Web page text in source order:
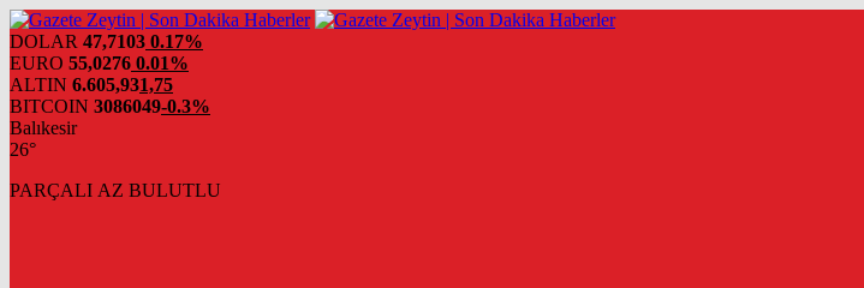
DOLAR 47,7103 0.17%
EURO 55,0276 0.01%
ALTIN 6.605,931,75
BITCOIN 3086049-0.3%
Balıkesir
26°
PARÇALI AZ BULUTLU